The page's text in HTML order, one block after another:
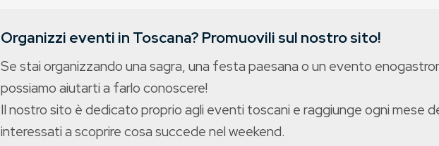
Organizzi eventi in Toscana? Promuovili sul nostro sito!
Se stai organizzando una sagra, una festa paesana o un evento
possiamo aiutarti a farlo conoscere!
Il nostro sito è dedicato proprio agli eventi toscani e raggiunge ogni mese
interessati a scoprire cosa succede nel weekend.